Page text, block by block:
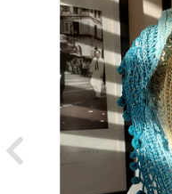
Previous